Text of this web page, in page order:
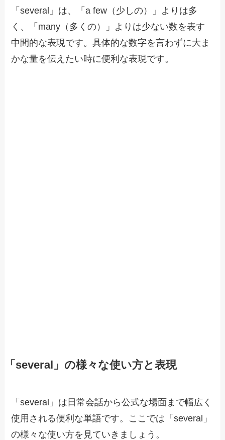
「several」は、「a few（少しの）」よりは多
く、「many（多くの）」よりは少ない数を表す
中間的な表現です。具体的な数字を言わずに大ま
かな量を伝えたい時に便利な表現です。
「several」の様々な使い方と表現
「several」は日常会話から公式な場面まで幅広く
使用される便利な単語です。ここでは「several」
の様々な使い方を見ていきましょう。